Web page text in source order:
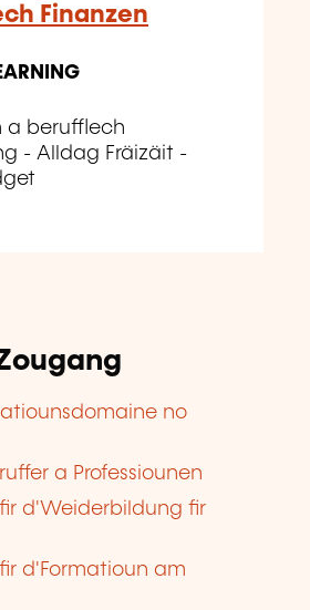
Finanzen
a berufflech
- Alldag Fräizäit -
no
a Professiounen
d'Weiderbildung fir
d'Formatioun am